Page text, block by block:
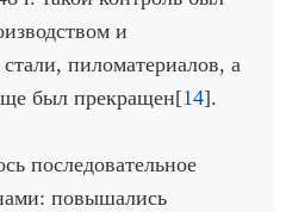
и
пиломатериалов, а
был прекращен[14].
последовательное
повышались